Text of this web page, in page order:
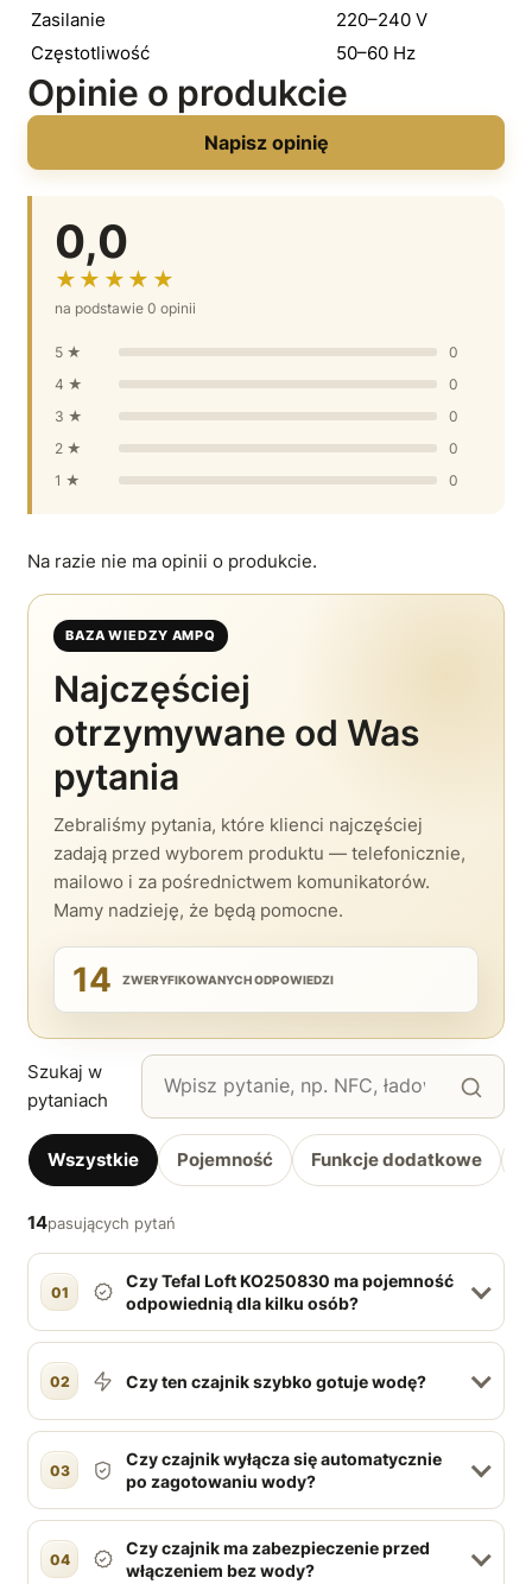
Zasilanie
220–240 V
Częstotliwość
50–60 Hz
Opinie o produkcie
Napisz opinię
0,0
★★★★★
na podstawie 0 opinii
5 ★
0
4 ★
0
3 ★
0
2 ★
0
1 ★
0
Na razie nie ma opinii o produkcie.
BAZA WIEDZY AMPQ
Najczęściej
otrzymywane od Was
pytania
Zebraliśmy pytania, które klienci najczęściej
zadają przed wyborem produktu — telefonicznie,
mailowo i za pośrednictwem komunikatorów.
Mamy nadzieję, że będą pomocne.
14 ZWERYFIKOWANYCH ODPOWIEDZI
Szukaj w
pytaniach
Wszystkie Pojemność Funkcje dodatkowe
14pasujących pytań
01
Czy Tefal Loft KO250830 ma pojemność
odpowiednią dla kilku osób?
02 Czy ten czajnik szybko gotuje wodę?
03
Czy czajnik wyłącza się automatycznie
po zagotowaniu wody?
04
Czy czajnik ma zabezpieczenie przed
włączeniem bez wody?